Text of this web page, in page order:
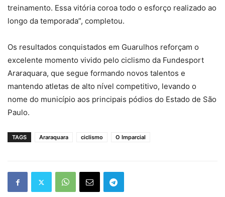
treinamento. Essa vitória coroa todo o esforço realizado ao
longo da temporada”, completou.
Os resultados conquistados em Guarulhos reforçam o
excelente momento vivido pelo ciclismo da Fundesport
Araraquara, que segue formando novos talentos e
mantendo atletas de alto nível competitivo, levando o
nome do município aos principais pódios do Estado de São
Paulo.
TAGS Araraquara ciclismo O Imparcial